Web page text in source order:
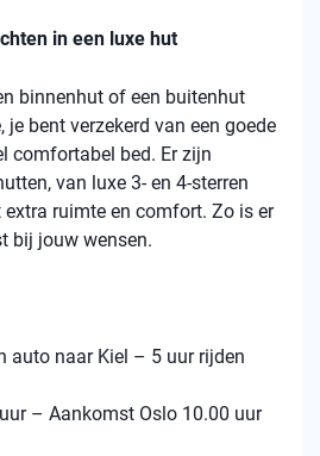
in een luxe hut
binnenhut of een buitenhut
je bent verzekerd van een goede
comfortabel bed. Er zijn
van luxe 3- en 4-sterren
ruimte en comfort. Zo is er
bij jouw wensen.
auto naar Kiel – 5 uur rijden
– Aankomst Oslo 10.00 uur